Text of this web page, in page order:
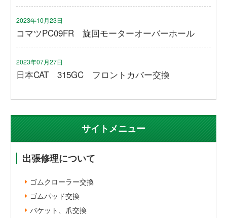
2023年10月23日
コマツPC09FR 旋回モーターオーバーホール
2023年07月27日
日本CAT 315GC フロントカバー交換
サイトメニュー
出張修理について
ゴムクローラー交換
ゴムパッド交換
バケット、爪交換